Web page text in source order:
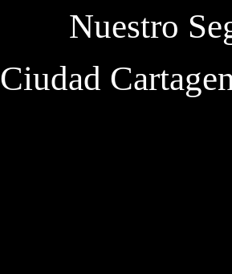
Nuestro
Ciudad